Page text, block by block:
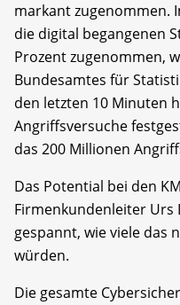
markant zugenommen.
die digital begangenen
Prozent zugenommen,
Bundesamtes für
den letzten 10 Minuten
Angriffsversuche
das 200 Millionen
Das Potential bei den
Firmenkundenleiter Urs
gespannt, wie viele das
würden.
Die gesamte